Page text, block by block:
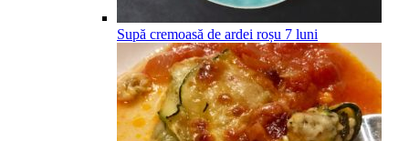
Supă cremoasă de ardei roșu 7 luni